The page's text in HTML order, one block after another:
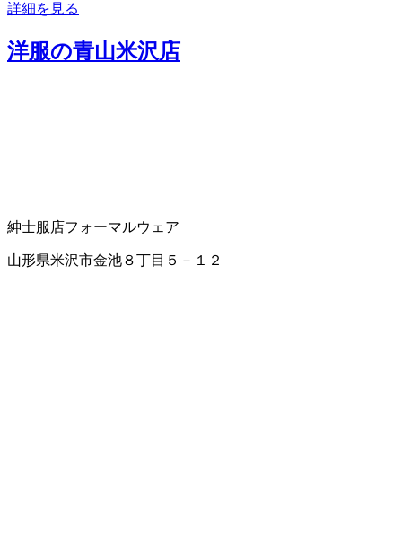
詳細を見る
洋服の青山米沢店
紳士服店フォーマルウェア
山形県米沢市金池８丁目５－１２